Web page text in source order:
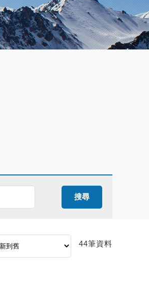
搜尋
44筆資料